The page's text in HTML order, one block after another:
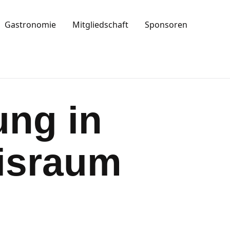
Gastronomie Mitgliedschaft Sponsoren
in